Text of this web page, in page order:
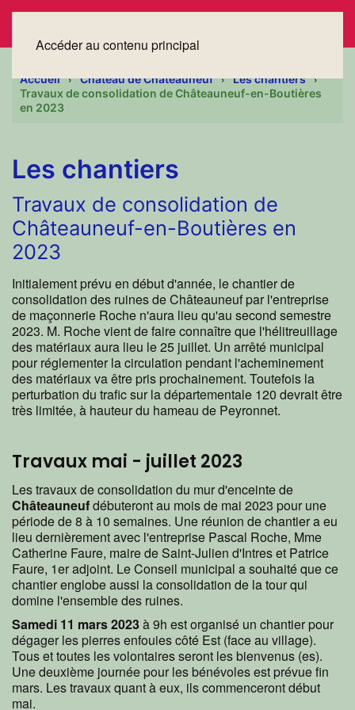
Accéder au contenu principal
Accueil Château de Châteauneuf
Les chantiers
Travaux de consolidation de Châteauneuf-en-Boutières
en 2023
Les chantiers
Travaux de consolidation de
Châteauneuf-en-Boutières en
2023
Initialement prévu en début d'année, le chantier de
consolidation des ruines de Châteauneuf par l'entreprise
de maçonnerie Roche n'aura lieu qu'au second semestre
2023. M. Roche vient de faire connaître que l'hélitreuillage
des matériaux aura lieu le 25 juillet. Un arrêté municipal
pour réglementer la circulation pendant l'acheminement
des matériaux va être pris prochainement. Toutefois la
perturbation du trafic sur la départementale 120 devrait être
très limitée, à hauteur du hameau de Peyronnet.
Travaux mai - juillet 2023
Les travaux de consolidation du mur d'enceinte de
Châteauneufdébuteront au mois de mai 2023 pour une
période de 8 à 10 semaines. Une réunion de chantier a eu
lieu dernièrement avec l'entreprise Pascal Roche, Mme
Catherine Faure, maire de Saint-Julien d'Intres et Patrice
Faure, 1er adjoint. Le Conseil municipal a souhaité que ce
chantier englobe aussi la consolidation de la tour qui
domine l'ensemble des ruines.
Samedi 11 mars 2023à 9h est organisé un chantier pour
dégager les pierres enfouies côté Est (face au village).
Tous et toutes les volontaires seront les bienvenus (es).
Une deuxième journée pour les bénévoles est prévue fin
mars. Les travaux quant à eux, ils commenceront début
mai.